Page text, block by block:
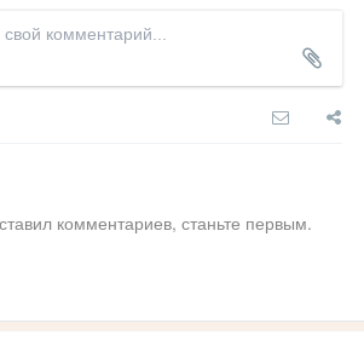
комментариев, станьте первым.